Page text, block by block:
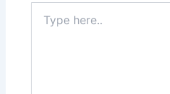
here..